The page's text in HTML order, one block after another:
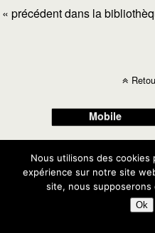
« précédent dans la
Mobile
Nous utilisons des cookies
expérience sur notre site
site, nous
Ok